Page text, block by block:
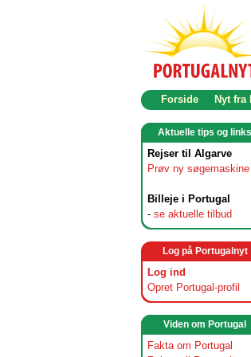
Forside Nyt fra
Aktuelle tips og links
Rejser til Algarve
Prøv ny søgemaskine
Billeje i Portugal
- se aktuelle tilbud
Log på Portugalnyt
Log ind
Opret Portugal-profil
Viden om Portugal
Fakta om Portugal